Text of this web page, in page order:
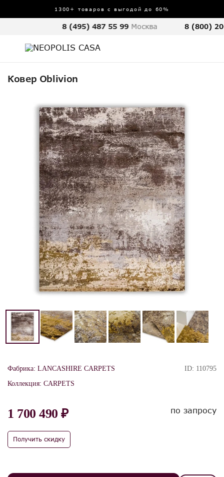
1300+ товаров с выгодой до 60%
8 (495) 487 55 99 Москва 8 (800)
Ковер Oblivion
Фабрика: LANCASHIRE CARPETS
Коллекция: CARPETS
ID: 110795
1 700 490 ₽
Получить скидку
по запросу